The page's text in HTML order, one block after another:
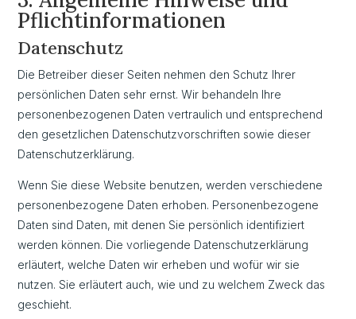
Pflicht­informationen
Datenschutz
Die Betreiber dieser Seiten nehmen den Schutz Ihrer
persönlichen Daten sehr ernst. Wir behandeln Ihre
personenbezogenen Daten vertraulich und entsprechend
den gesetzlichen Datenschutzvorschriften sowie dieser
Datenschutzerklärung.
Wenn Sie diese Website benutzen, werden verschiedene
personenbezogene Daten erhoben. Personenbezogene
Daten sind Daten, mit denen Sie persönlich identifiziert
werden können. Die vorliegende Datenschutzerklärung
erläutert, welche Daten wir erheben und wofür wir sie
nutzen. Sie erläutert auch, wie und zu welchem Zweck das
geschieht.